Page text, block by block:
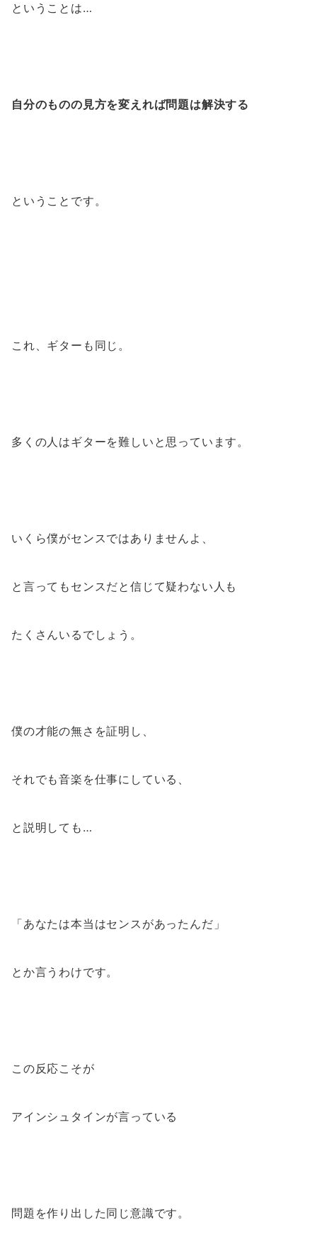
ということは…
自分のものの見方を変えれば問題は解決する
ということです。
これ、ギターも同じ。
多くの人はギターを難しいと思っています。
いくら僕がセンスではありませんよ、
と言ってもセンスだと信じて疑わない人も
たくさんいるでしょう。
僕の才能の無さを証明し、
それでも音楽を仕事にしている、
と説明しても…
「あなたは本当はセンスがあったんだ」
とか言うわけです。
この反応こそが
アインシュタインが言っている
問題を作り出した同じ意識です。